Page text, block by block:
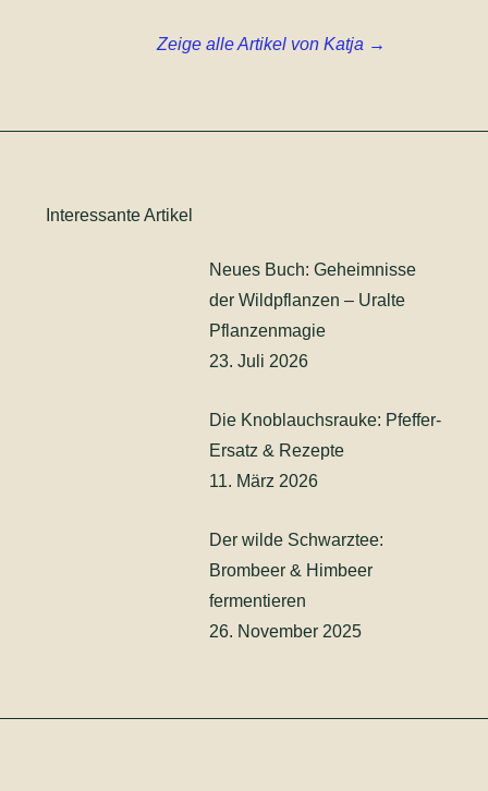
Zeige alle Artikel von Katja →
Interessante Artikel
Neues Buch: Geheimnisse
der Wildpflanzen – Uralte
Pflanzenmagie
23. Juli 2026
Die Knoblauchsrauke: Pfeffer-
Ersatz & Rezepte
11. März 2026
Der wilde Schwarztee:
Brombeer & Himbeer
fermentieren
26. November 2025